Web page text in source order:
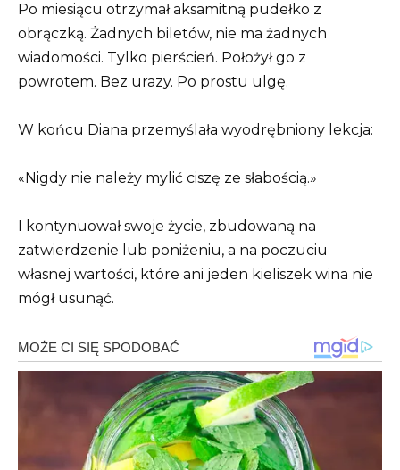
Po miesiącu otrzymał aksamitną pudełko z
obrączką. Żadnych biletów, nie ma żadnych
wiadomości. Tylko pierścień. Położył go z
powrotem. Bez urazy. Po prostu ulgę.
W końcu Diana przemyślała wyodrębniony lekcja:
«Nigdy nie należy mylić ciszę ze słabością.»
I kontynuował swoje życie, zbudowaną na
zatwierdzenie lub poniżeniu, a na poczuciu
własnej wartości, które ani jeden kieliszek wina nie
mógł usunąć.